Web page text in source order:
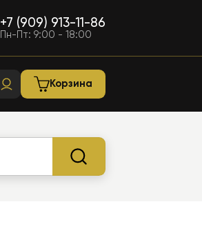
+7 (909) 913-11-86
Пн-Пт: 9:00 - 18:00
Корзина